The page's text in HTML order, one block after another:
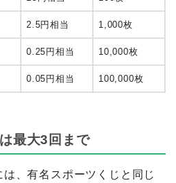
2.5円相当 1,000枚
0.25円相当 10,000枚
0.05円相当 100,000枚
最大3回まで
、有名スポーツくじと同じ